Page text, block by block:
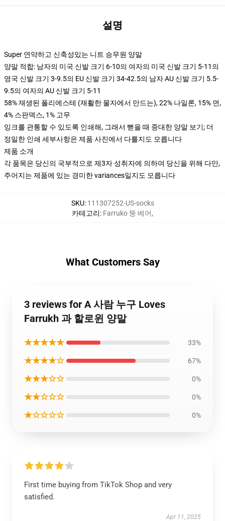
설명
Super 연약하고 신축성있는 니트 승무원 양말
양말 적합: 남자의 미국 신발 크기 6-10의 여자의 미국 신발 크기 5-11의
영국 신발 크기 3-9.5의 EU 신발 크기 34-42.5의 남자 AU 신발 크기 5.5-
9.5의 여자의 AU 신발 크기 5-11
58% 재생된 폴리에스테 (재활한 물자에서 만드는), 22% 나일론, 15% 면,
4% 스판덱스, 1% 고무
잉크를 관통할 수 있도록 인쇄해, 그래서 뻗을 때 중대한 양말 보기; 더
정밀한 인쇄 세부사항은 제품 사진에서 다를지도 모릅니다
제품 소개
각 품목은 당신의 국부적으로 제3자 성취자에 의하여 당신을 위해 다만,
주어지는 제품에 있는 경미한 variances일지도 모릅니다
SKU: 111307252-US-socks
카테고리: Farruko 뚱 베어,
What Customers Say
3 reviews for A 사람 누구 Loves
Farrukh 과 할로윈 양말
★★★★★ 33%
★★★★☆ 67%
★★★☆☆ 0%
★★☆☆☆ 0%
★☆☆☆☆ 0%
First time buying from TikTok Shop and very
satisfied.
Apr 11, 2025